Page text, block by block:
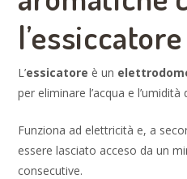
l’essiccatore
L’essicatore è un
per eliminare l’acqua e
Funziona ad elettricità e, a
essere lasciato acceso da un
consecutive.